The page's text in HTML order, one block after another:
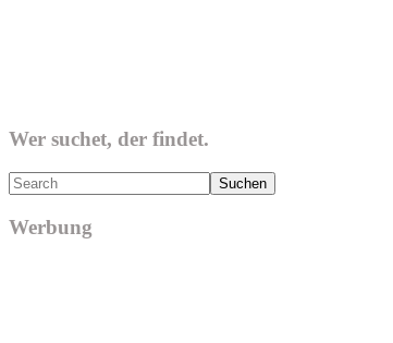
Wer suchet, der findet.
Search
Werbung